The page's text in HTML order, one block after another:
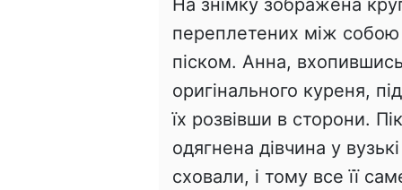
На знімку зображена
переплетених між собою
піском. Анна,
оригінального куреня,
їх розвівши в сторони.
одягнена дівчина у
сховали, і тому все її